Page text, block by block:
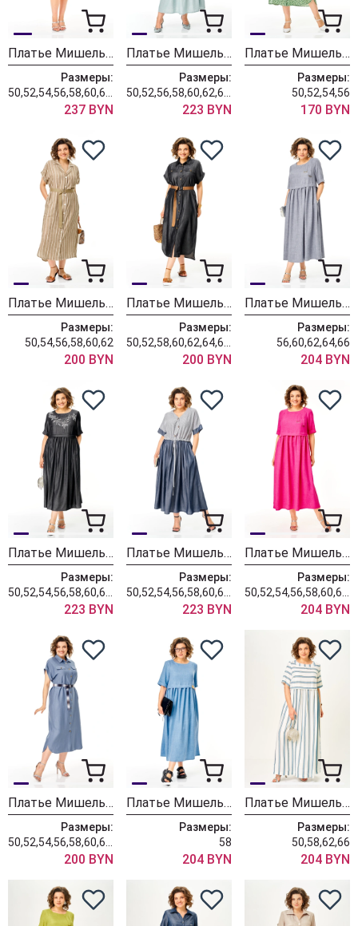
Платье Мишель Шик 2164-2 красный
Размеры:
237 BYN
Платье Мишель Шик 2132-2 нежно-голубой
Размеры:
223 BYN
Платье Мишель Шик 993-3 нежно-зеленый
Размеры:
50,52,54,56
170 BYN
Платье Мишель Шик 2200 песочный
Размеры:
50,54,56,58,60,62
200 BYN
Платье Мишель Шик 993-3 мокрый асфальт
Размеры:
200 BYN
Платье Мишель Шик 2132-1 серый кварц
Размеры:
56,60,62,64,66
204 BYN
Платье Мишель Шик 2132-2 мокрый асфальт
Размеры:
223 BYN
Платье Мишель Шик 2181 легкий деним
Размеры:
223 BYN
Платье Мишель Шик 2132-1 фуксия
Размеры:
204 BYN
Платье Мишель Шик 993-3 летнее небо
Размеры:
200 BYN
Платье Мишель Шик 2132-1 нежно-голубой
Размеры:
58
204 BYN
Платье Мишель Шик 2165/1 голубой штрих
Размеры:
50,58,62,66
204 BYN